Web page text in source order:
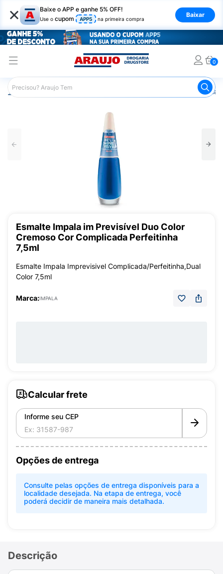
× Baixe o APP e ganhe 5% OFF!
Use o cupom APP5 na primeira compra
Baixar
0
Araujo Beleza e Cuidados
Esmalte Impala im Previsível Duo Color
Cremoso Cor Complicada Perfeitinha
7,5ml
Esmalte Impala Imprevisivel Complicada/Perfeitinha,Dual
Color 7,5ml
Marca:IMPALA
Calcular frete
Informe seu CEP
Opções de entrega
Consulte pelas opções de entrega disponíveis para a
localidade desejada. Na etapa de entrega, você
poderá decidir de maneira mais detalhada.
Descrição